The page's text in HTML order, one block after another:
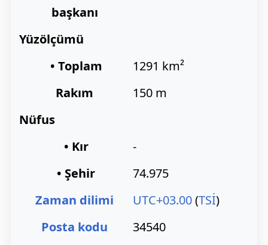
başkanı
Yüzölçümü
• Toplam
1291 km²
Rakım
150 m
Nüfus
• Kır
-
• Şehir
74.975
Zaman dilimi
UTC+03.00(TSİ)
Posta kodu
34540